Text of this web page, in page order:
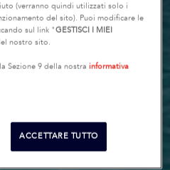
(verranno quindi utilizzati solo i
del sito). Puoi modificare le
sul link "GESTISCI I MIEI
nostro sito.
Sezione 9 della nostra informativa
ACCETTARE TUTTO